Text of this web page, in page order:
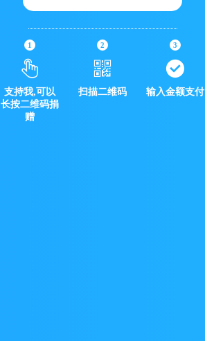
1
支持我,可以
长按二维码捐
赠
2
扫描二维码
3
输入金额支付